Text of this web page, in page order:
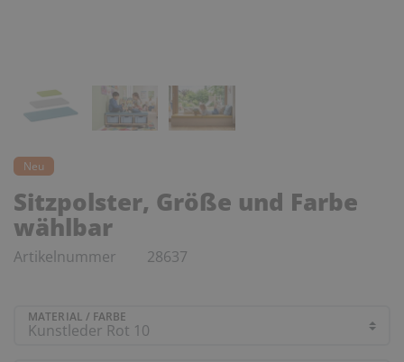
Neu
Sitzpolster, Größe und Farbe
wählbar
Artikelnummer 28637
MATERIAL / FARBE